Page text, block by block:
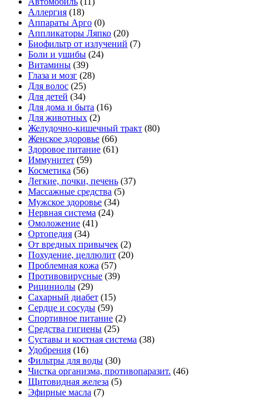
Аллергия (18)
Аппараты Арго (0)
Аппликаторы Ляпко (20)
Биофильтр от излучений (7)
Боли и ушибы (24)
Витамины (39)
Глаза и мозг (28)
Для волос (25)
Для детей (34)
Для дома и быта (16)
Для животных (2)
Желудочно-кишечный тракт (80)
Женское здоровье (66)
Здоровое питание (61)
Иммунитет (59)
Косметика (56)
Легкие, почки, печень (37)
Массажные средства (5)
Мужское здоровье (34)
Нервная система (24)
Омоложение (41)
Ортопедия (34)
От вредных привычек (2)
Похудение, целлюлит (20)
Проблемная кожа (57)
Противовирусные (39)
Рициниолы (29)
Сахарный диабет (15)
Сердце и сосуды (59)
Спортивное питание (2)
Средства гигиены (25)
Суставы и костная система (38)
Удобрения (16)
Фильтры для воды (30)
Чистка организма, противопаразит. (46)
Щитовидная железа (5)
Эфирные масла (7)